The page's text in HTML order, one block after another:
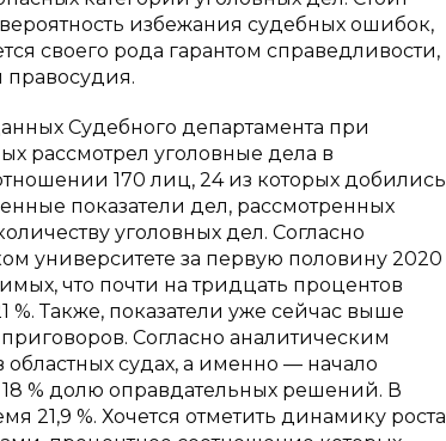
избежания судебных ошибок,
своего рода гарантом справедливости,
правосудия.
Судебного департамента при
рассмотрел уголовные дела в
170 лиц, 24 из которых добились
показатели дел, рассмотренных
уголовных дел. Согласно
университете за первую половину 2020
что почти на тридцать процентов
Также, показатели уже сейчас выше
Согласно аналитическим
судах, а именно — начало
% долю оправдательных решений. В
21,9 %. Хочется отметить динамику роста